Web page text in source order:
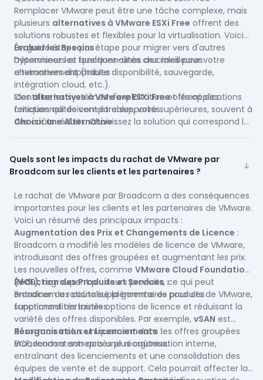
Remplacer VMware peut être une tâche complexe, mais
plusieurs alternatives à VMware ESXi Free offrent des
solutions robustes et flexibles pour la virtualisation. Voici
un guide étape par étape pour migrer vers d'autres
hyperviseurs et quelques-unes des meilleures
alternatives disponibles :
Évaluer les Besoins:
Déterminez les fonctionnalités cruciales pour votre
environnement (haute disponibilité, sauvegarde,
intégration cloud, etc.).
Identifiez les systèmes d'exploitation et les applications
critiques qui doivent être supportés.
Choisir une Alternative:
conteneurs. Proxmox VE offre une haute disponibilité, une
interface web intuitive et un support natif pour des outils
alternative économique et puissante.
XCP-ng: Basé sur le projet Xen, XCP-ng est une
plateforme de virtualisation open source qui offre une
gestion facile via Xen Orchestra. Elle supporte les
migrations en direct et les sauvegardes avecVeeamet
Commvault , ce qui en fait une alternative robuste à
VMware ESXi
Microsoft Hyper-V Server: Hyper-V est une solution
gratuite intégrée à Windows Server. Elle offre des
fonctionnalités avancées de virtualisation, y compris la
migration en direct et la réplication des VM.Hyper-Vest
particulièrement adapté aux environnements Windows et
est compatible avecVeeametCommvaultpour la
sauvegarde.
KVM (Kernel-based Virtual Machine): KVM est intégré
Cesalternatives à VMware ESXi Freeoffrent des
fonctionnalités comparables, voire supérieures, souvent à
des coûts réduits. Choisissez la solution qui correspond le
Quels sont les impacts du rachat de VMware par
Broadcom sur les clients et les partenaires ?
Le rachat de VMware par Broadcom a des conséquences
importantes pour les clients et les partenaires de VMware.
Voici un résumé des principaux impacts :
Augmentation des Prix et Changements de Licence :
Broadcom a modifié les modèles de licence de VMware,
introduisant des offres groupées et augmentant les prix.
Les nouvelles offres, comme VMware Cloud Foundation
(VCF), regroupent plusieurs produits, ce qui peut
entraîner des coûts supplémentaires pour des
fonctionnalités inutiles.
Réduction des Produits et Services:
Broadcom a rationalisé la gamme de produits de VMware,
supprimant certaines options de licence et réduisant la
variété des offres disponibles. Par exemple, vSAN est
désormais inclus uniquement dans les offres groupées
VCF, rendant son accès plus coûteux.
Réorganisation et Licenciements:
Broadcom a entrepris une réorganisation interne,
entraînant des licenciements et une consolidation des
équipes de vente et de support. Cela pourrait affecter la